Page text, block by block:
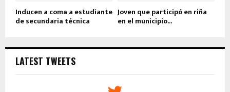
Inducen a coma a estudiante
de secundaria técnica
Joven que participó en riña
en el municipio...
LATEST TWEETS